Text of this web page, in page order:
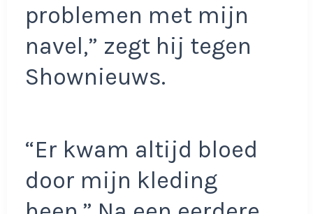
problemen met mijn
navel,” zegt hij tegen
Shownieuws.
“Er kwam altijd bloed
door mijn kleding